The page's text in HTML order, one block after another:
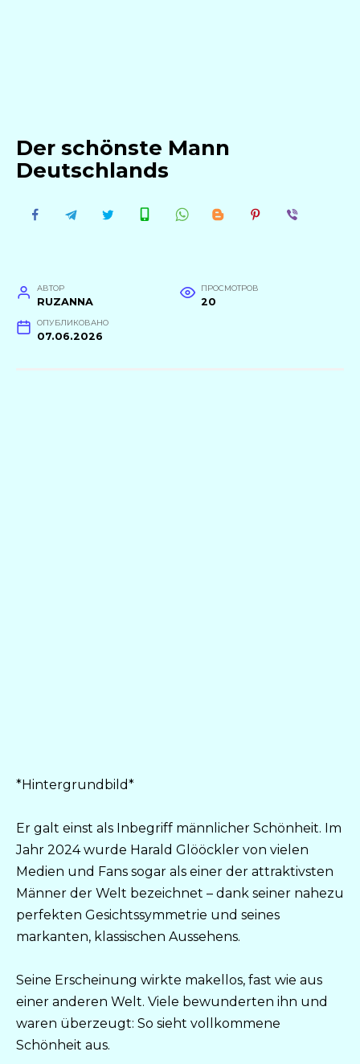
Der schönste Mann
Deutschlands
АВТОР
RUZANNA
ПРОСМОТРОВ
20
ОПУБЛИКОВАНО
07.06.2026
*Hintergrundbild*
Er galt einst als Inbegriff männlicher Schönheit. Im
Jahr 2024 wurde Harald Glööckler von vielen
Medien und Fans sogar als einer der attraktivsten
Männer der Welt bezeichnet – dank seiner nahezu
perfekten Gesichtssymmetrie und seines
markanten, klassischen Aussehens.
Seine Erscheinung wirkte makellos, fast wie aus
einer anderen Welt. Viele bewunderten ihn und
waren überzeugt: So sieht vollkommene
Schönheit aus.